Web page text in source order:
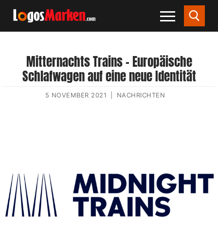
Mitternachts Trains – Europäische
Schlafwagen auf eine neue Identität
5 NOVEMBER 2021 NACHRICHTEN